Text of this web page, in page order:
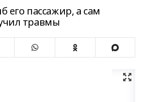
его пассажир, а сам
травмы